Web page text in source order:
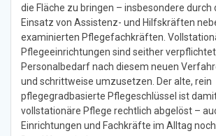
die Fläche zu bringen – insbesondere durch
Einsatz von Assistenz- und Hilfskräften
examinierten Pflegefachkräften.
Pflegeeinrichtungen sind seither
Personalbedarf nach diesem neuen
und schrittweise umzusetzen. Der alte, rein
pflegegradbasierte Pflegeschlüssel ist
vollstationäre Pflege rechtlich abgelöst –
Einrichtungen und Fachkräfte im Alltag